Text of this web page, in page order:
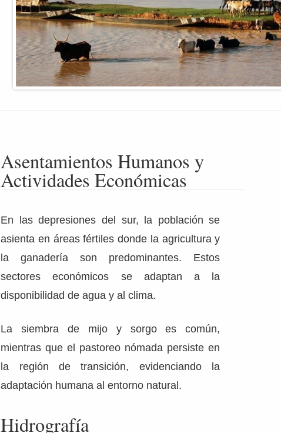
Asentamientos Humanos y
Actividades Económicas
En las depresiones del sur, la población se
asienta en áreas fértiles donde la agricultura y
la ganadería son predominantes. Estos
sectores económicos se adaptan a la
disponibilidad de agua y al clima.
La siembra de mijo y sorgo es común,
mientras que el pastoreo nómada persiste en
la región de transición, evidenciando la
adaptación humana al entorno natural.
Hidrografía